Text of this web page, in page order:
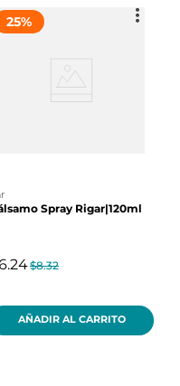
25%
Spray Rigar|120ml
$8.32
AÑADIR AL CARRITO